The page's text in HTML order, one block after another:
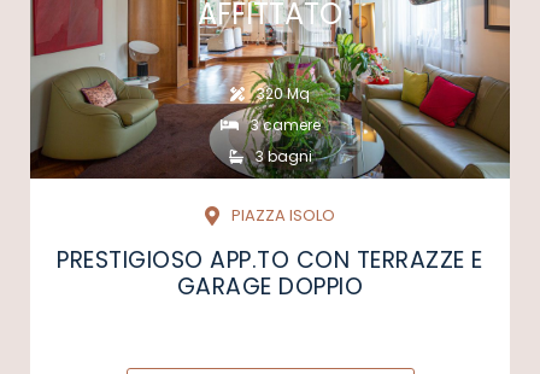
AFFITTATO
320 Mq
3 camere
3 bagni
PIAZZA ISOLO
PRESTIGIOSO APP.TO CON TERRAZZE E
GARAGE DOPPIO